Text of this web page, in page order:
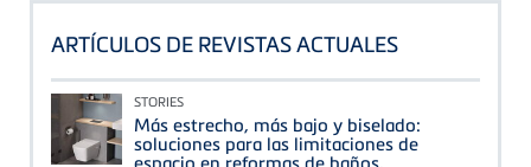
ARTÍCULOS DE REVISTAS ACTUALES
STORIES
Más estrecho, más bajo y biselado:
soluciones para las limitaciones de
espacio en reformas de baños.